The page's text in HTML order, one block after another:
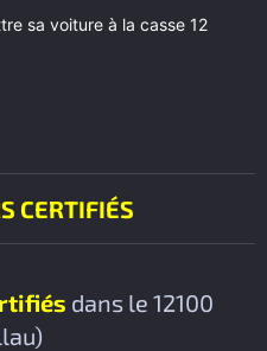
sa voiture à la casse 12
CERTIFIÉS
dans le 12100